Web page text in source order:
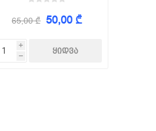
65,00 ₾ 50,00 ₾
i
h